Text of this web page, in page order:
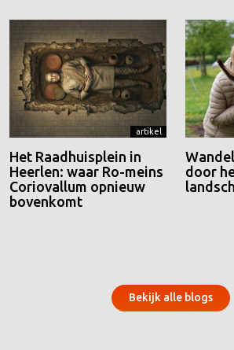
artikel
Het Raadhuisplein in
Heerlen: waar Ro-meins
Coriovallum opnieuw
bovenkomt
door
Bekijk alle blogs